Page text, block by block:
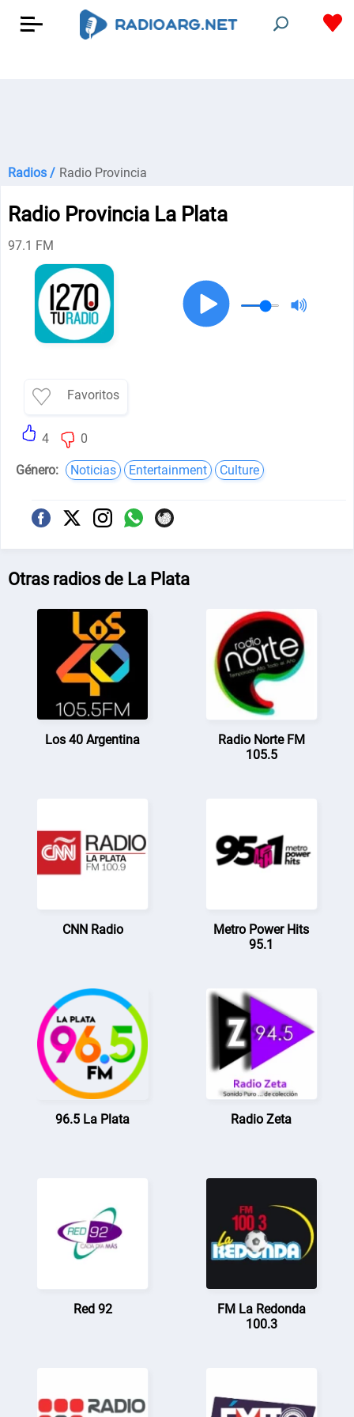
Radios / Radio Provincia
Radio Provincia La Plata
97.1 FM
Favoritos
4 0
Género: Noticias Entertainment Culture
Otras radios de La Plata
Los 40 Argentina
Radio Norte FM
105.5
CNN Radio
Metro Power Hits
95.1
96.5 La Plata Radio Zeta
Red 92
FM La Redonda
100.3